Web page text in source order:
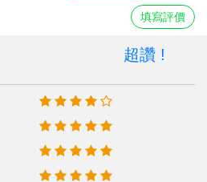
填寫評價
超讚 !